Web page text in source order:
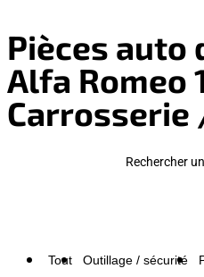
Pièces auto
Alfa Romeo
Carrosserie
Rechercher
Tout Outillage / sécurité